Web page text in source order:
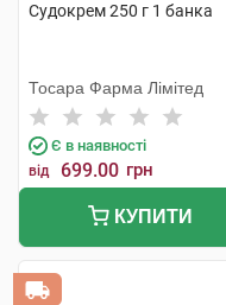
Судокрем 250 г 1 банка
Тосара Фарма Лімітед
Є в наявності
від 699.00 грн
КУПИТИ